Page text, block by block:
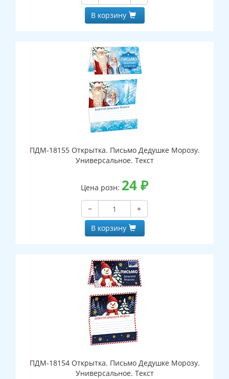
В корзину
ПДМ-18155 Открытка. Письмо Дедушке Морозу.
Универсальное. Текст
Цена розн: 24₽
−
+
В корзину
ПДМ-18154 Открытка. Письмо Дедушке Морозу.
Универсальное. Текст